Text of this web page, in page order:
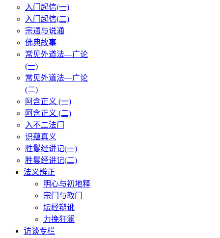
入门起信(一)
入门起信(二)
宗通与说通
佛典故事
常见外道法—广论
(一)
常见外道法—广论
(二)
阿含正义 (一)
阿含正义 (二)
入不二法门
识蕴真义
胜鬘经讲记(一)
胜鬘经讲记(二)
法义辨正
明心与初地释
宗门与教门
坛经辩讹
力挽狂澜
访谈专栏